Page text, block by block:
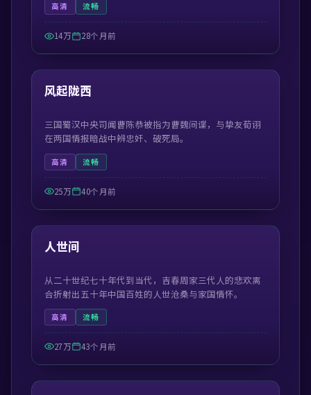
高清 流畅
14万 28个月前
精选
49:38
风起陇西
三国蜀汉中央司闻曹陈恭被指为曹魏间谍，与挚友荀诩
在两国情报暗战中辨忠奸、破死局。
高清 流畅
25万 40个月前
精选
41:50
人世间
从二十世纪七十年代到当代，吉春周家三代人的悲欢离
合折射出五十年中国百姓的人世沧桑与家国情怀。
高清 流畅
27万 43个月前
55:13